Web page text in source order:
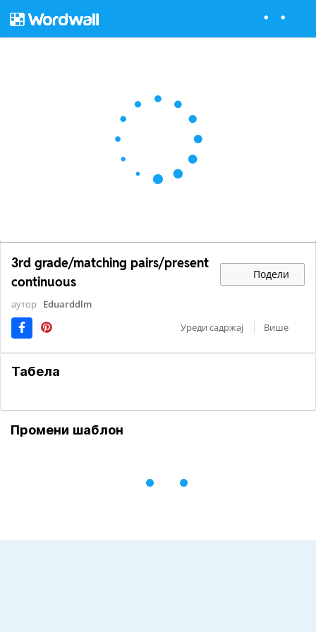
3rd grade/matching pairs/present
continuous
Подели
аутор
Eduarddlm
Уреди садржај
Више
Табела
Промени шаблон